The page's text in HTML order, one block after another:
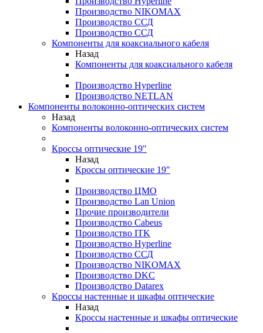
Производство NIKOMAX
Производство ССД
Производство ССД
Компоненты для коаксиального кабеля
Назад
Компоненты для коаксиального кабеля
Производство Hyperline
Производство NETLAN
Компоненты волоконно-оптических систем
Назад
Компоненты волоконно-оптических систем
Кроссы оптические 19"
Назад
Кроссы оптические 19"
Производство ЦМО
Производство Lan Union
Прочие производители
Производство Cabeus
Производство ITK
Производство Hyperline
Производство ССД
Производство NIKOMAX
Производство DKC
Производство Datarex
Кроссы настенные и шкафы оптические
Назад
Кроссы настенные и шкафы оптические